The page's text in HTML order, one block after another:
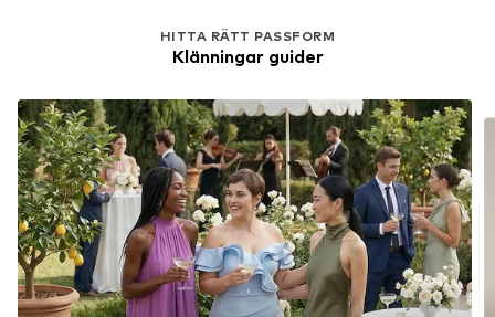
HITTA RÄTT PASSFORM
Klänningar guider